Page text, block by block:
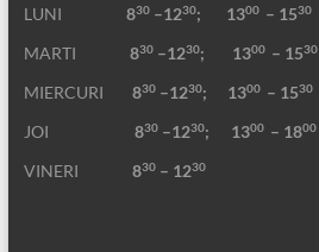
LUNI
830–1230; 1300 – 1530
MARTI 830–1230; 1300 – 1530
MIERCURI 830–1230; 1300 – 1530
JOI 830–1230; 1300 – 1800
VINERI 830– 1230